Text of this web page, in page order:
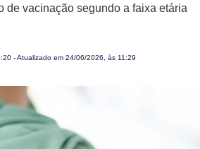
de vacinação segundo a faixa etária
- Atualizado em 24/06/2026, às 11:29